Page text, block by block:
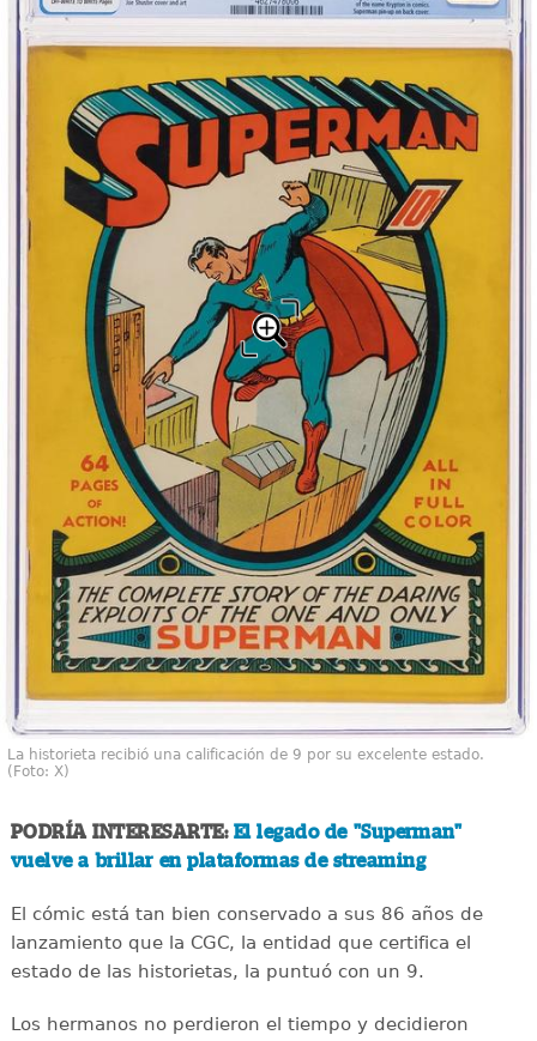
La historieta recibió una calificación de 9 por su excelente estado.
(Foto: X)
PODRÍA INTERESARTE: El legado de "Superman"
vuelve a brillar en plataformas de streaming
El cómic está tan bien conservado a sus 86 años de
lanzamiento que la CGC, la entidad que certifica el
estado de las historietas, la puntuó con un 9.
Los hermanos no perdieron el tiempo y decidieron